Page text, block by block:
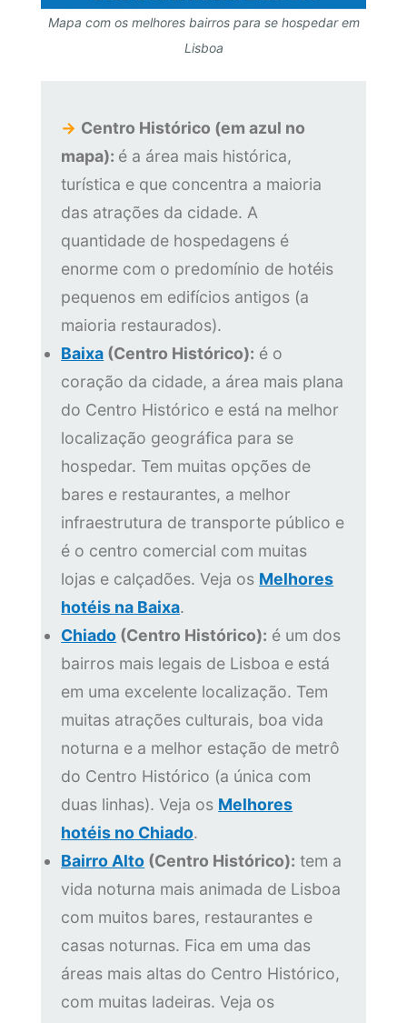
Mapa com os melhores bairros para se hospedar em
Lisboa
→ Centro Histórico (em azul no
mapa): é a área mais histórica,
turística e que concentra a maioria
das atrações da cidade. A
quantidade de hospedagens é
enorme com o predomínio de hotéis
pequenos em edifícios antigos (a
maioria restaurados).
Baixa (Centro Histórico): é o
coração da cidade, a área mais plana
do Centro Histórico e está na melhor
localização geográfica para se
hospedar. Tem muitas opções de
bares e restaurantes, a melhor
infraestrutura de transporte público e
é o centro comercial com muitas
lojas e calçadões. Veja os Melhores
hotéis na Baixa.
Chiado (Centro Histórico): é um dos
bairros mais legais de Lisboa e está
em uma excelente localização. Tem
muitas atrações culturais, boa vida
noturna e a melhor estação de metrô
do Centro Histórico (a única com
duas linhas). Veja os Melhores
hotéis no Chiado.
Bairro Alto (Centro Histórico): tem a
vida noturna mais animada de Lisboa
com muitos bares, restaurantes e
casas noturnas. Fica em uma das
áreas mais altas do Centro Histórico,
com muitas ladeiras. Veja os